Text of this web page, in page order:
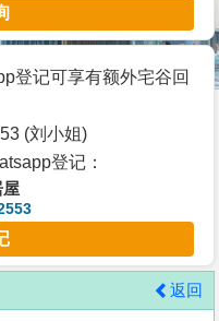
登记可享有额外宅谷回
(刘小姐)
登记：
屋
返回